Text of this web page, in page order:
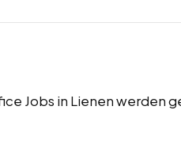
Jobs in Lienen werden